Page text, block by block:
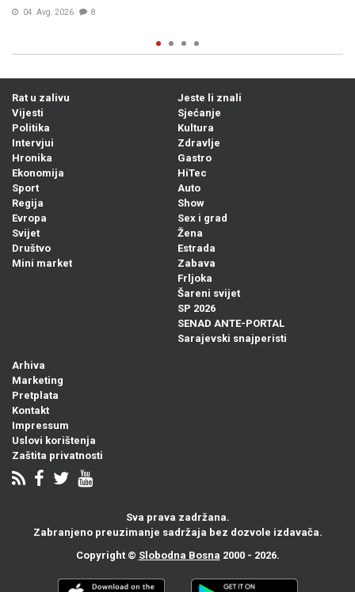
04. Avg. 2026 8
Rat u zalivu
Vijesti
Politika
Intervjui
Hronika
Ekonomija
Sport
Regija
Evropa
Svijet
Društvo
Mini market
Jeste li znali
Sjećanje
Kultura
Zdravlje
Gastro
HiTec
Auto
Show
Sex i grad
Žena
Estrada
Zabava
Frljoka
Šareni svijet
SP 2026
SENAD ANTE-PORTAL
Sarajevski snajperisti
Arhiva
Marketing
Pretplata
Kontakt
Impressum
Uslovi korištenja
Zaštita privatnosti
Sva prava zadržana.
Zabranjeno preuzimanje sadržaja bez dozvole izdavača.
Copyright © Slobodna Bosna 2000 - 2026.